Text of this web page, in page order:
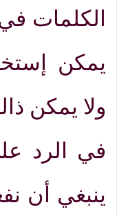
الكلمات
يمكن
ولا يمكن
في الرد
ينبغي أن